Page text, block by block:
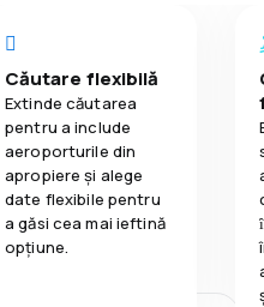
Căutare flexibilă
Extinde căutarea
pentru a include
aeroporturile din
apropiere și alege
date flexibile pentru
a găsi cea mai ieftină
opțiune.